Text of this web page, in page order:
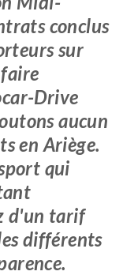
conclus
sur
Drive
aucun
en Ariège.
qui
d'un tarif
différents